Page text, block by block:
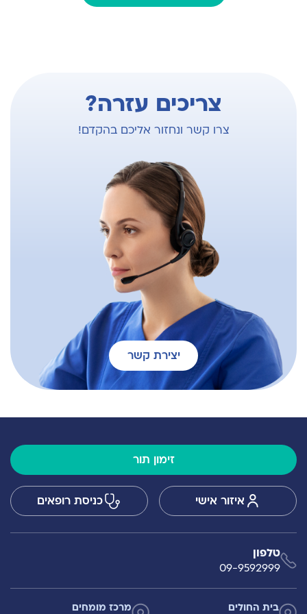
צריכים עזרה?
צרו קשר ונחזור אליכם בהקדם!
יצירת קשר
זימון תור
איזור אישי כניסת רופאים
טלפון
09-9592999
בית החולים מרכז מומחים